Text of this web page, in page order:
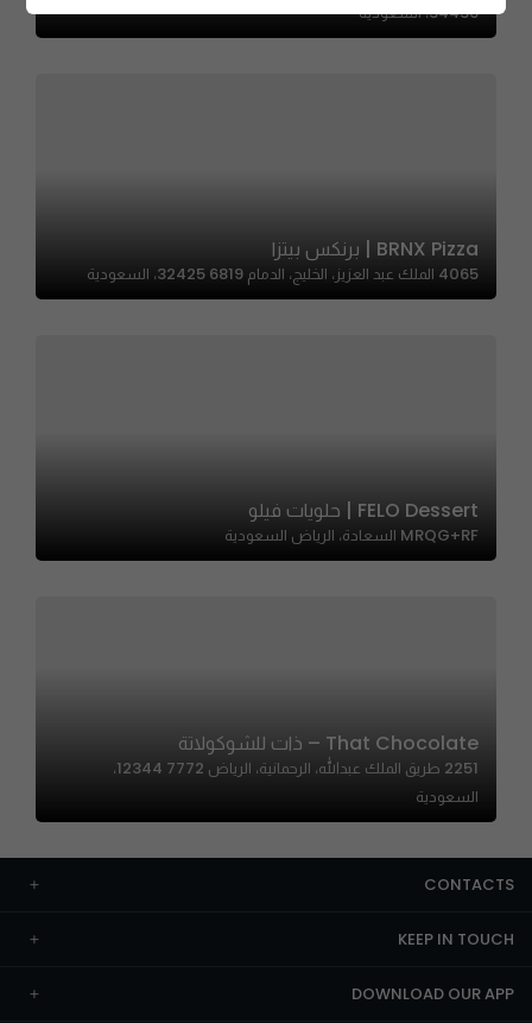
34436، السعودية
BRNX Pizza | برنكس بيتزا
4065 الملك عبد العزيز، الخليج، الدمام 32425 6819، السعودية
FELO Dessert | حلويات فيلو
MRQG+RF السعادة، الرياض السعودية
That Chocolate – ذات للشوكولاتة
2251 طريق الملك عبدالله، الرحمانية، الرياض 12344 7772،
السعودية
CONTACTS
KEEP IN TOUCH
DOWNLOAD OUR APP